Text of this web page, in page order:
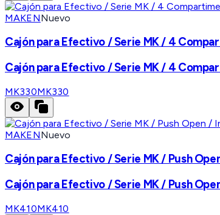
MAKENNuevo
Cajón para Efectivo / Serie MK / 4
Cajón para Efectivo / Serie MK / 4
MK330MK330
MAKENNuevo
Cajón para Efectivo / Serie MK / Push
Cajón para Efectivo / Serie MK / Push
MK410MK410